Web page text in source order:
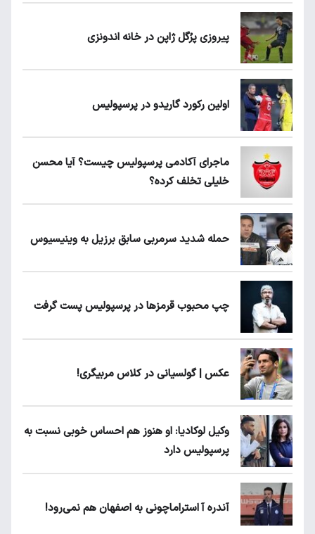
پیروزی پرُگل ژاپن در خانه اندونزی
اولین رکورد گاریدو در پرسپولیس
ماجرای آکادمی پرسپولیس چیست؟ آیا محسن
خلیلی تخلف کرده؟
حمله شدید سرمربی سابق برزیل به وینیسیوس
چپ محبوب قرمزها در پرسپولیس پست گرفت
عکس | گولسیانی در کلاس مربیگری!
وکیل لوکادیا: او هنوز هم احساس خوبی نسبت به
پرسپولیس دارد
آندره آ استراماچونی به اصفهان هم نمی‌رود!